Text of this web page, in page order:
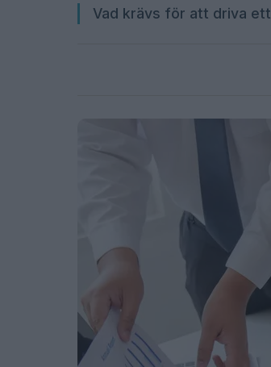
Vad krävs för att driva